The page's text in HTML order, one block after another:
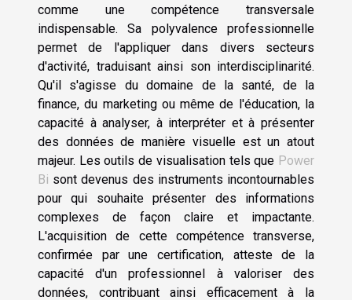
comme une compétence transversale
indispensable. Sa polyvalence professionnelle
permet de l'appliquer dans divers secteurs
d'activité, traduisant ainsi son interdisciplinarité.
Qu'il s'agisse du domaine de la santé, de la
finance, du marketing ou même de l'éducation, la
capacité à analyser, à interpréter et à présenter
des données de manière visuelle est un atout
majeur. Les outils de visualisation tels que Power
Bi sont devenus des instruments incontournables
pour qui souhaite présenter des informations
complexes de façon claire et impactante.
L'acquisition de cette compétence transverse,
confirmée par une certification, atteste de la
capacité d'un professionnel à valoriser des
données, contribuant ainsi efficacement à la